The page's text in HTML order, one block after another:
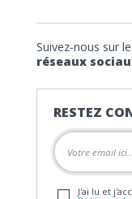
Suivez-nous sur
réseaux
RESTEZ
J'ai lu et